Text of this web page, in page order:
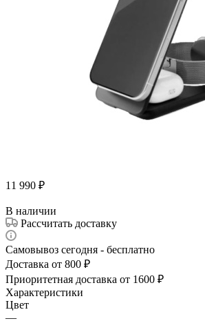
11 990 ₽
В наличии
Рассчитать доставку
Самовывоз сегодня - бесплатно
Доставка от 800 ₽
Приоритетная доставка от 1600 ₽
Характеристики
Цвет
—